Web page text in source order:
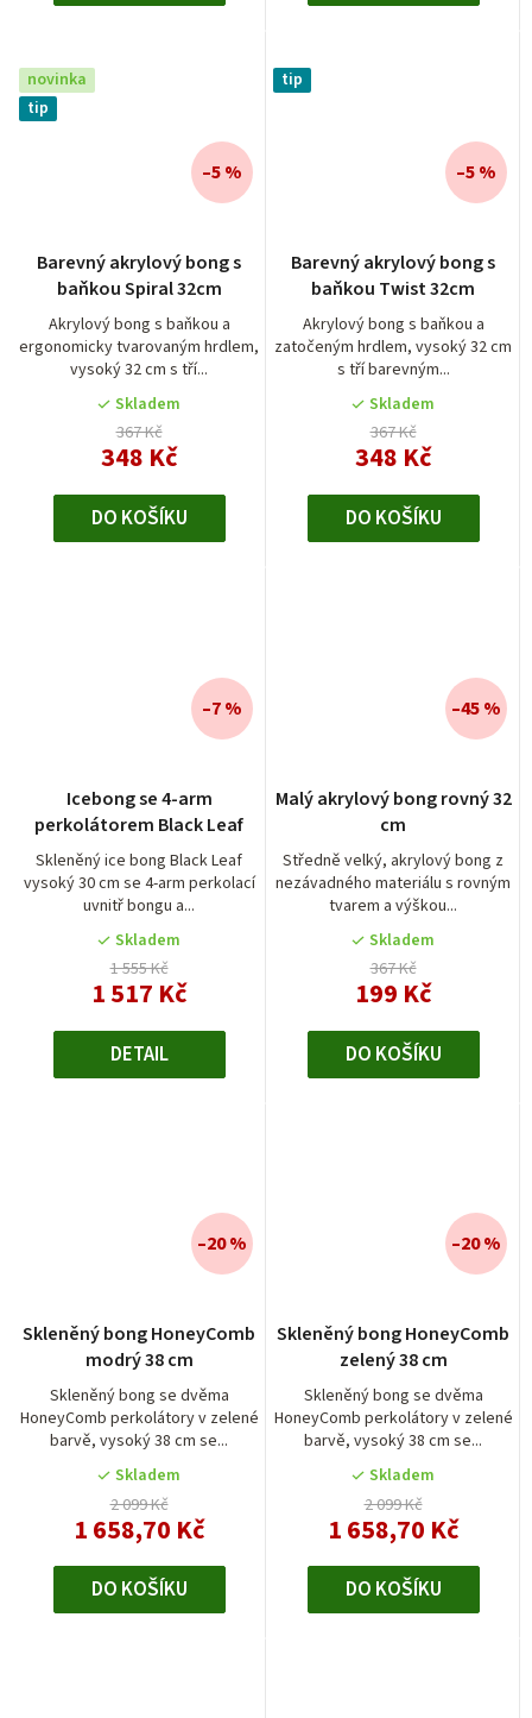
novinka
tip
Barevný akrylový bong s
baňkou Spiral 32cm
Akrylový bong s baňkou a
ergonomicky tvarovaným hrdlem,
vysoký 32 cm s tří...
Skladem
367 Kč
348 Kč
–5 %
DO KOŠÍKU
tip
Barevný akrylový bong s
baňkou Twist 32cm
Akrylový bong s baňkou a
zatočeným hrdlem, vysoký 32 cm
s tří barevným...
Skladem
367 Kč
348 Kč
–5 %
DO KOŠÍKU
Icebong se 4-arm
perkolátorem Black Leaf
Skleněný ice bong Black Leaf
vysoký 30 cm se 4-arm perkolací
uvnitř bongu a...
hodnocení
produktu
je
5,0
z
5
hvězdiček.
Skladem
1 555 Kč
1 517 Kč
–7 %
DETAIL
Malý akrylový bong rovný 32
cm
Středně velký, akrylový bong z
nezávadného materiálu s rovným
tvarem a výškou...
Skladem
367 Kč
199 Kč
–45 %
DO KOŠÍKU
Skleněný bong HoneyComb
modrý 38 cm
Skleněný bong se dvěma
HoneyComb perkolátory v zelené
barvě, vysoký 38 cm se...
Skladem
2 099 Kč
1 658,70 Kč
–20 %
DO KOŠÍKU
Skleněný bong HoneyComb
zelený 38 cm
Skleněný bong se dvěma
HoneyComb perkolátory v zelené
barvě, vysoký 38 cm se...
Skladem
2 099 Kč
1 658,70 Kč
–20 %
DO KOŠÍKU